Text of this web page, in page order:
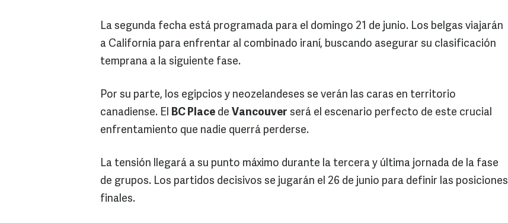
La segunda fecha está programada para el domingo 21 de junio. Los belgas viajarán
a California para enfrentar al combinado iraní, buscando asegurar su clasificación
temprana a la siguiente fase.
Por su parte, los egipcios y neozelandeses se verán las caras en territorio
canadiense. El BC Place de Vancouver será el escenario perfecto de este crucial
enfrentamiento que nadie querrá perderse.
La tensión llegará a su punto máximo durante la tercera y última jornada de la fase
de grupos. Los partidos decisivos se jugarán el 26 de junio para definir las posiciones
finales.